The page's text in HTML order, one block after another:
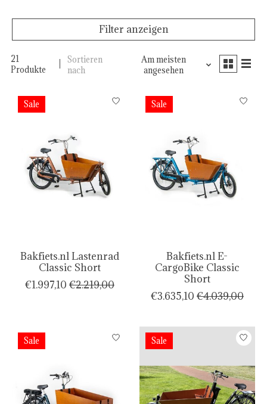
Filter anzeigen
21
Produkte
Sortieren
nach
Am meisten
angesehen
Sale
Bakfiets.nl Lastenrad
Classic Short
€1.997,10 €2.219,00
Sale
Bakfiets.nl E-
CargoBike Classic
Short
€3.635,10 €4.039,00
Sale Sale